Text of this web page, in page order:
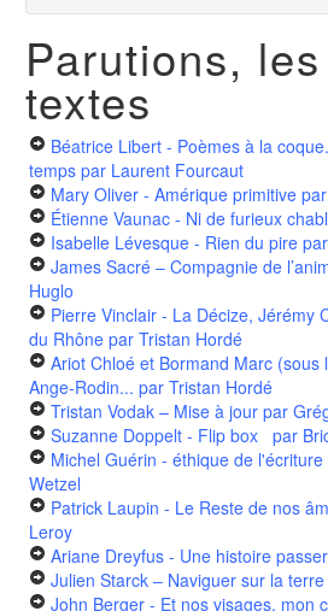
Parutions,
textes
Béatrice Libert - Poèmes à la
temps par Laurent Fourcaut
Mary Oliver - Amérique primitive
Étienne Vaunac - Ni de furieux
Isabelle Lévesque - Rien du pire
James Sacré – Compagnie de
Huglo
Pierre Vinclair - La Décize, Jérémy
du Rhône par Tristan Hordé
Ariot Chloé et Bormand Marc (sous
Ange-Rodin... par Tristan Hordé
Tristan Vodak – Mise à jour par
Suzanne Doppelt - Flip box par
Michel Guérin - éthique de
Wetzel
Patrick Laupin - Le Reste de nos
Leroy
Ariane Dreyfus - Une histoire
Julien Starck – Naviguer sur la terre
John Berger - Et nos visages, mon